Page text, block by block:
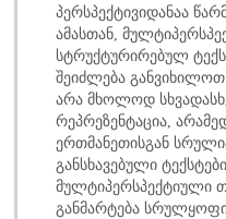
პერსპექტივიდანაა
ამასთან,
სტრუქტურირებულ
შეიძლება
არა მხოლოდ
რეპრეზენტაცია,
ერთმანეთისგან
განსხავებული
მულტიპერსპექტიული
განმარტება